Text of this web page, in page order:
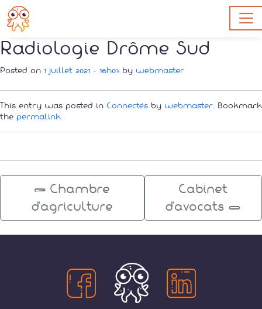
Passer au contenu principal
Radiologie Drôme Sud
Posted on 1 juillet 2021 - 16h07 by webmaster
This entry was posted in Connectés by webmaster. Bookmark
the permalink.
← Chambre
d’agriculture
Cabinet
d’avocats →